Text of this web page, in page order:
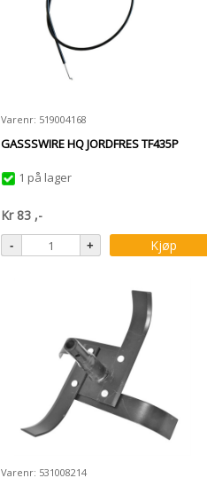
Varenr: 519004168
GASSSWIRE HQ JORDFRES TF435P
1 på lager
Kr 83 ,-
Kjøp
Varenr: 531008214